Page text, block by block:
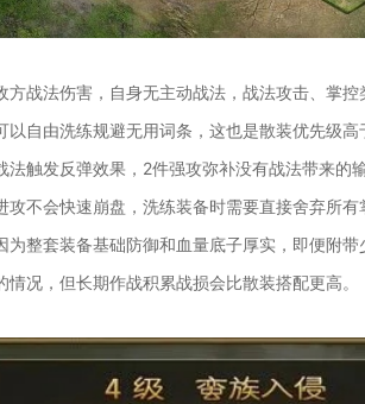
战法伤害，自身无主动战法，战法攻击、掌
自由洗练规避无用词条，这也是散装优先级
触发反弹效果，2件强攻弥补没有战法带来的
不会快速崩盘，洗练装备时需要直接舍弃所
为整套装备基础防御和血量底子厚实，即便附
况，但长期作战积累战损会比散装搭配更高。